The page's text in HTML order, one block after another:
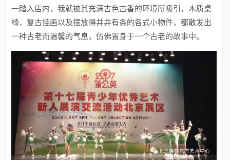
一踏入店内，我就被其充满古色古香的环境所吸引，木质桌
椅、复古挂画以及摆放得井井有条的各式小物件，都散发出
一种古老而温馨的气息，仿佛置身于一个古老的故事中。